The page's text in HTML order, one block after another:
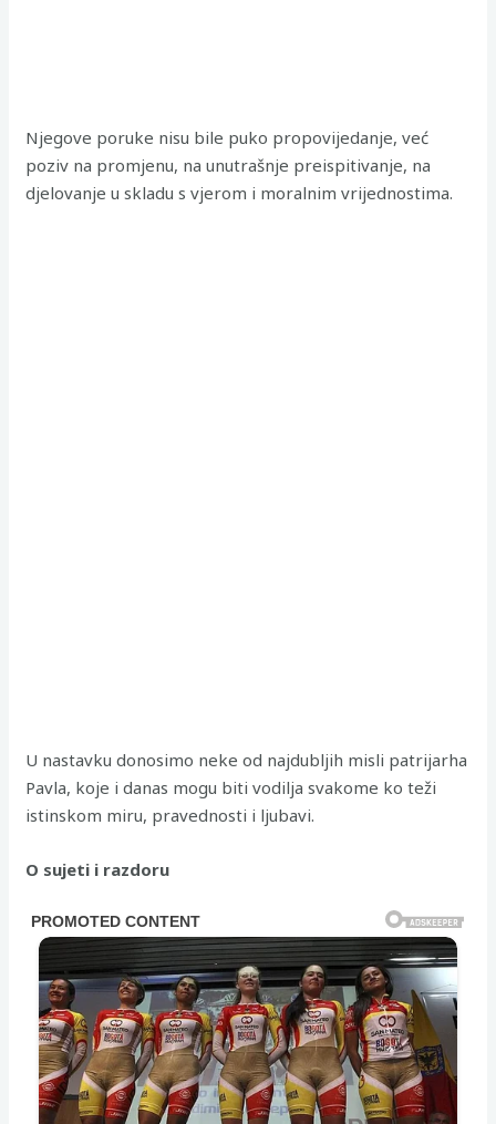
Njegove poruke nisu bile puko propovijedanje, već
poziv na promjenu, na unutrašnje preispitivanje, na
djelovanje u skladu s vjerom i moralnim vrijednostima.
U nastavku donosimo neke od najdubljih misli patrijarha
Pavla, koje i danas mogu biti vodilja svakome ko teži
istinskom miru, pravednosti i ljubavi.
O sujeti i razdoru